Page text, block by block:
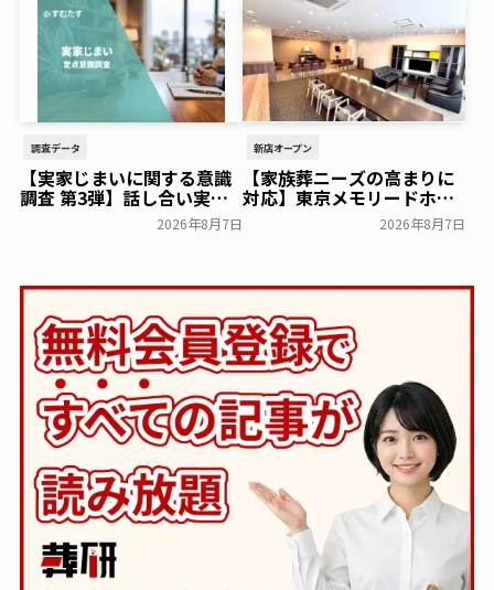
一般公開 一般公開
調査データ
【実家じまいに関する意識
調査 第3弾】話し合い実施
率は29.5％で前回から低
下。「大相続時代」でも家
2026年8月7日
新店オープン
【家族葬ニーズの高まりに
対応】東京メモリードホー
ルに貸切型家族葬空間『第
８ホール～Living～』オー
2026年8月7日